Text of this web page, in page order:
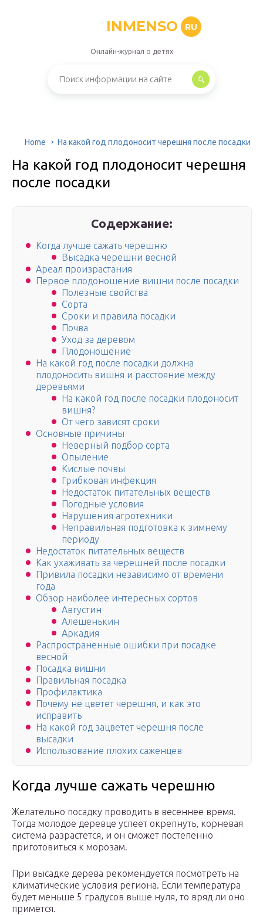
INMENSO RU
Онлайн-журнал о детях
Home На какой год плодоносит черешня после посадки
На какой год плодоносит черешня
после посадки
Содержание:
Когда лучше сажать черешню
Высадка черешни весной
Ареал произрастания
Первое плодоношение вишни после посадки
Полезные свойства
Сорта
Сроки и правила посадки
Почва
Уход за деревом
Плодоношение
На какой год после посадки должна
плодоносить вишня и расстояние между
деревьями
На какой год после посадки плодоносит
вишня?
От чего зависят сроки
Основные причины
Неверный подбор сорта
Опыление
Кислые почвы
Грибковая инфекция
Недостаток питательных веществ
Погодные условия
Нарушения агротехники
Неправильная подготовка к зимнему
периоду
Недостаток питательных веществ
Как ухаживать за черешней после посадки
Привила посадки независимо от времени
года
Обзор наиболее интересных сортов
Августин
Алешенькин
Аркадия
Распространенные ошибки при посадке
весной
Посадка вишни
Правильная посадка
Профилактика
Почему не цветет черешня, и как это
исправить
На какой год зацветет черешня после
высадки
Использование плохих саженцев
Когда лучше сажать черешню
Желательно посадку проводить в весеннее время.
Тогда молодое деревце успеет окрепнуть, корневая
система разрастется, и он сможет постепенно
приготовиться к морозам.
При высадке дерева рекомендуется посмотреть на
климатические условия региона. Если температура
будет меньше 5 градусов выше нуля, то вряд ли оно
примется.